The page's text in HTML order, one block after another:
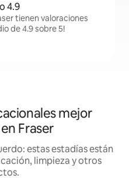
4.9
tienen valoraciones
de 4.9 sobre 5!
mejor
Fraser
estas estadías están
limpieza y otros